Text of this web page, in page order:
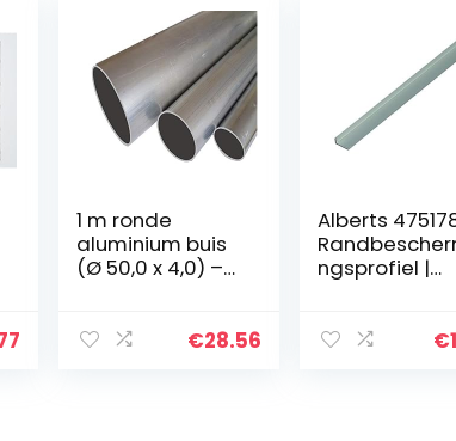
1 m ronde
aluminium buis
(Ø 50,0 x 4,0) –
ruw,
€28.56
Alberts
ngsprofiel |
€